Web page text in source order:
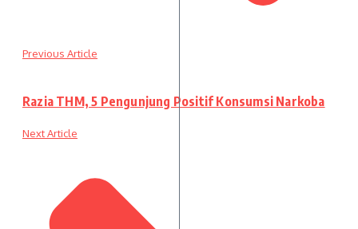
Previous Article
Razia THM, 5 Pengunjung Positif Konsumsi Narkoba
Next Article